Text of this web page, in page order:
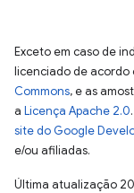
Exceto em caso de
licenciado de acordo
Commons, e as
a Licença Apache 2.0
site do Google
e/ou afiliadas.
Última atualização